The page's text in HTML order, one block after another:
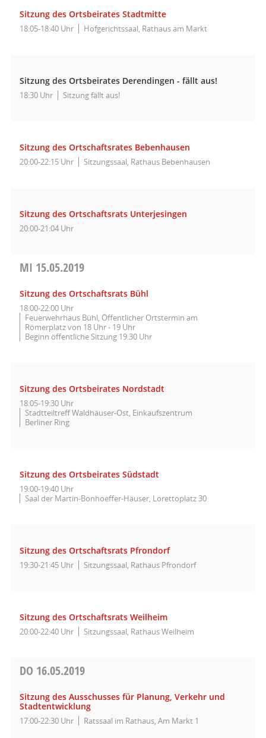
Sitzung des Ortsbeirates Stadtmitte
18:05-18:40 Uhr Hofgerichtssaal, Rathaus am Markt
Sitzung des Ortsbeirates Derendingen - fällt aus!
18:30 Uhr Sitzung fällt aus!
Sitzung des Ortschaftsrates Bebenhausen
20:00-22:15 Uhr Sitzungssaal, Rathaus Bebenhausen
Sitzung des Ortschaftsrats Unterjesingen
20:00-21:04 Uhr
MI 15.05.2019
Sitzung des Ortschaftsrats Bühl
18:00-22:00 Uhr
Feuerwehrhaus Bühl, Öffentlicher Ortstermin am
Römerplatz von 18 Uhr - 19 Uhr
Beginn öffentliche Sitzung 19.30 Uhr
Sitzung des Ortsbeirates Nordstadt
18:05-19:30 Uhr
Stadtteiltreff Waldhäuser-Ost, Einkaufszentrum
Berliner Ring
Sitzung des Ortsbeirates Südstadt
19:00-19:40 Uhr
Saal der Martin-Bonhoeffer-Häuser, Lorettoplatz 30
Sitzung des Ortschaftsrats Pfrondorf
19:30-21:45 Uhr Sitzungssaal, Rathaus Pfrondorf
Sitzung des Ortschaftsrats Weilheim
20:00-22:40 Uhr Sitzungssaal, Rathaus Weilheim
DO 16.05.2019
Sitzung des Ausschusses für Planung, Verkehr und
Stadtentwicklung
17:00-22:30 Uhr Ratssaal im Rathaus, Am Markt 1